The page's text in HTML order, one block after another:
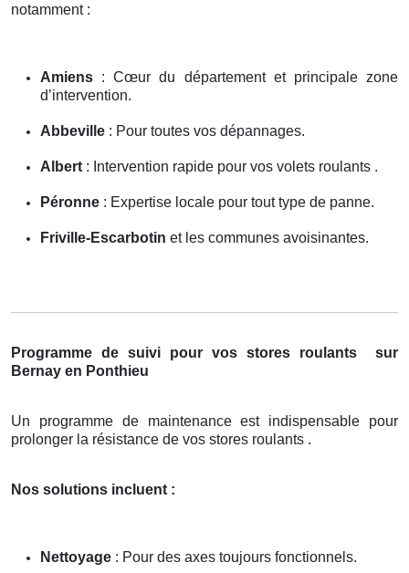
notamment :
Amiens : Cœur du département et principale zone
d’intervention.
Abbeville : Pour toutes vos dépannages.
Albert : Intervention rapide pour vos volets roulants .
Péronne : Expertise locale pour tout type de panne.
Friville-Escarbotin et les communes avoisinantes.
Programme de suivi pour vos stores roulants
sur
Bernay en Ponthieu
Un programme de maintenance est indispensable pour
prolonger la résistance de vos stores roulants .
Nos solutions incluent :
Nettoyage : Pour des axes toujours fonctionnels.